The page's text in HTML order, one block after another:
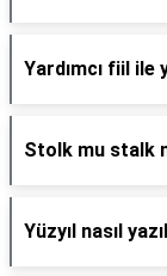
Yardımcı fiil
Stolk mu stalk
Yüzyıl nasıl